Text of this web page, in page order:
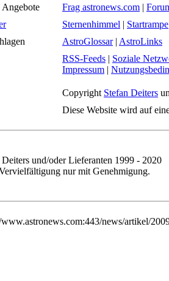
Angebote
Frag astronews.com |
Sternenhimmel | Startrampe
AstroGlossar| AstroLinks
RSS-Feeds | Soziale
Impressum |
Copyright Stefan Deiters
Diese Website wird auf
und/oder Lieferanten 1999 - 2020
nur mit Genehmigung.
news/artikel/